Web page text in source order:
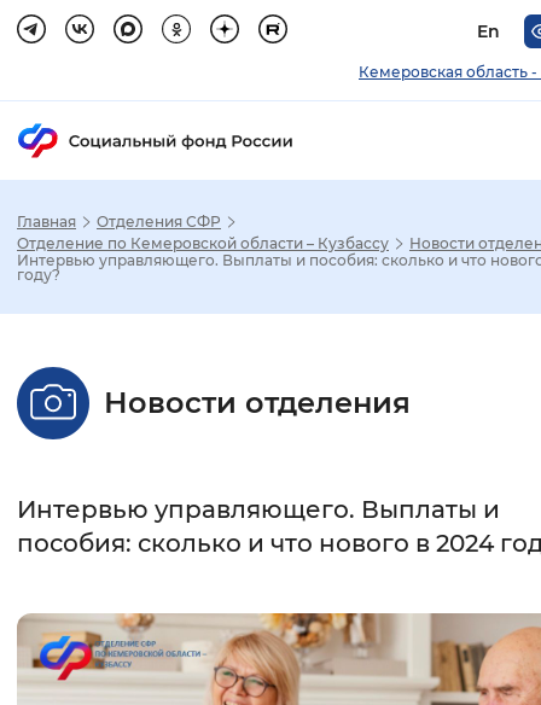
En
Кемеровская область -
Стандартный Увеличенный
Без засечек С засечками
Нормальный Увеличенный
Цвет сайта
Главная
Отделения СФР
Отделение по Кемеровской области – Кузбассу
Новости
Интервью управляющего. Выплаты и пособия: сколько и что
году?
Новости отделения
Интервью управляющего. Выплаты и
пособия: сколько и что нового в 2024